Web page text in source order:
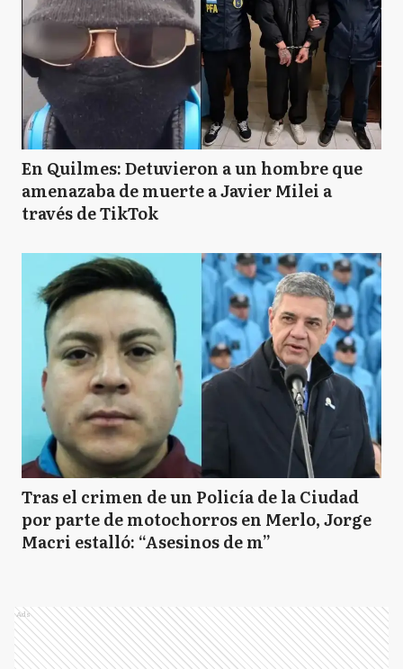
En Quilmes: Detuvieron a un hombre que
amenazaba de muerte a Javier Milei a
través de TikTok
Tras el crimen de un Policía de la Ciudad
por parte de motochorros en Merlo, Jorge
Macri estalló: “Asesinos de m”
Ads